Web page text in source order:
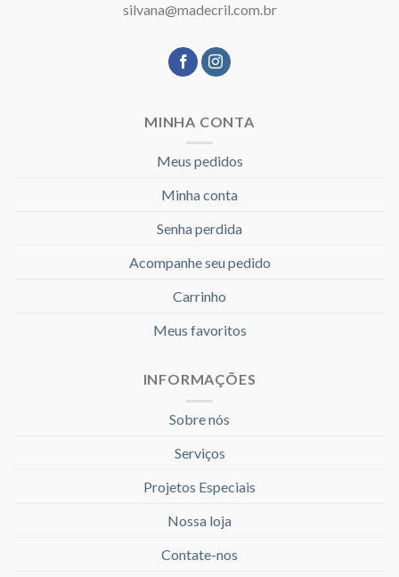
silvana@madecril.com.br
MINHA CONTA
Meus pedidos
Minha conta
Senha perdida
Acompanhe seu pedido
Carrinho
Meus favoritos
INFORMAÇÕES
Sobre nós
Serviços
Projetos Especiais
Nossa loja
Contate-nos